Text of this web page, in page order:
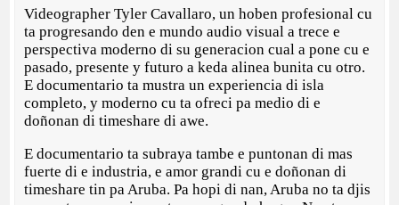
Videographer Tyler Cavallaro, un hoben profesional cu
ta progresando den e mundo audio visual a trece e
perspectiva moderno di su generacion cual a pone cu e
pasado, presente y futuro a keda alinea bunita cu otro.
E documentario ta mustra un experiencia di isla
completo, y moderno cu ta ofreci pa medio di e
doñonan di timeshare di awe.
E documentario ta subraya tambe e puntonan di mas
fuerte di e industria, e amor grandi cu e doñonan di
timeshare tin pa Aruba. Pa hopi di nan, Aruba no ta djis